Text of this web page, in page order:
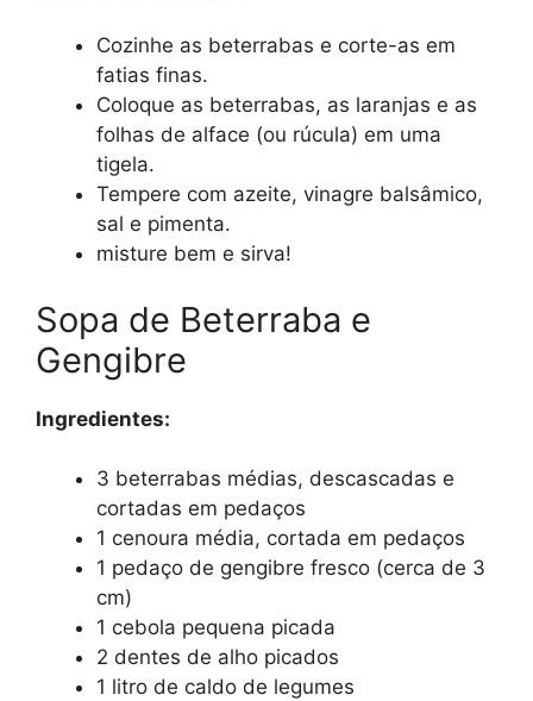
Cozinhe as beterrabas e corte-as em
fatias finas.
Coloque as beterrabas, as laranjas e as
folhas de alface (ou rúcula) em uma
tigela.
Tempere com azeite, vinagre balsâmico,
sal e pimenta.
misture bem e sirva!
Sopa de Beterraba e
Gengibre
Ingredientes:
3 beterrabas médias, descascadas e
cortadas em pedaços
1 cenoura média, cortada em pedaços
1 pedaço de gengibre fresco (cerca de 3
cm)
1 cebola pequena picada
2 dentes de alho picados
1 litro de caldo de legumes